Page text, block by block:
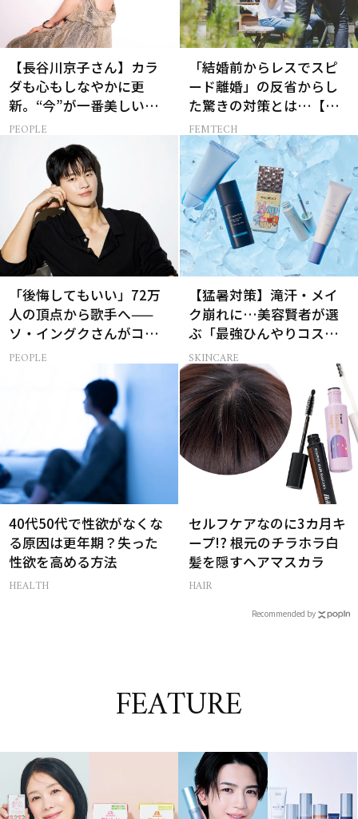
【長谷川京子さん】カラ
ダも心もしなやかに更
新。“今”が一番美しい
［特別画像集］
PEOPLE
「結婚前からレスでスピ
ード離婚」の反省からし
た驚きの対策とは…【セ
ックスレス AND THE
CITY -女たちの告白-】
FEMTECH
「後悔してもいい」72万
人の頂点から歌手へ——
ソ・イングクさんがコツ
コツ頑張れる原動力とは
PEOPLE
【猛暑対策】滝汗・メイ
ク崩れに…美容賢者が選
ぶ「最強ひんやりコス
メ」26選
SKINCARE
40代50代で性欲がなくな
る原因は更年期？失った
性欲を高める方法
HEALTH
セルフケアなのに3カ月キ
ープ!? 根元のチラホラ白
髪を隠すヘアマスカラ
HAIR
Recommended by
FEATURE